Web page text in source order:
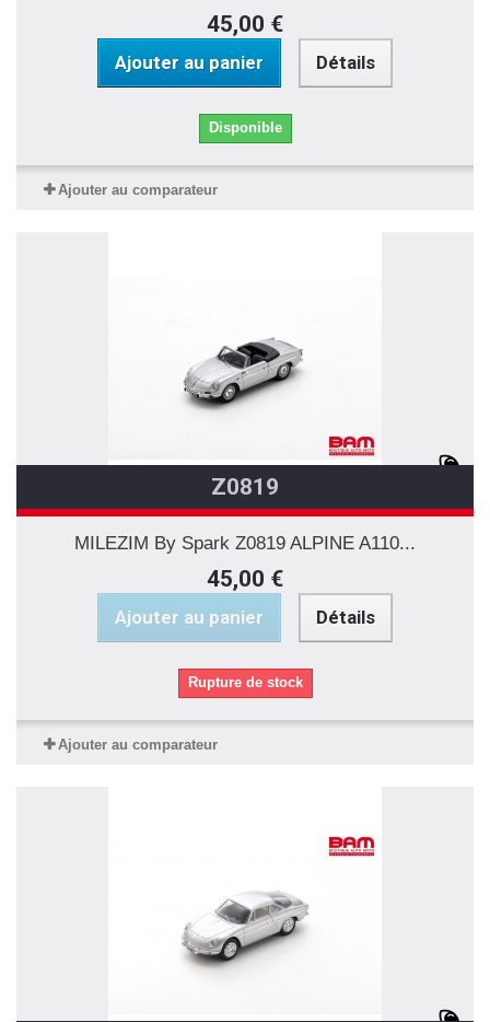
45,00 €
Ajouter au panier Détails
Disponible
Ajouter au comparateur
Z0819
MILEZIM By Spark Z0819 ALPINE A110...
45,00 €
Ajouter au panier Détails
Rupture de stock
Ajouter au comparateur